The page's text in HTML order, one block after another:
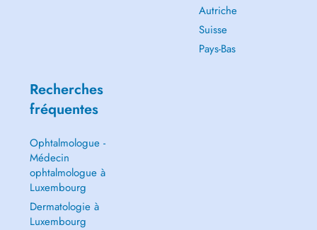
Autriche
Suisse
Pays-Bas
Recherches
fréquentes
Ophtalmologue -
Médecin
ophtalmologue à
Luxembourg
Dermatologie à
Luxembourg